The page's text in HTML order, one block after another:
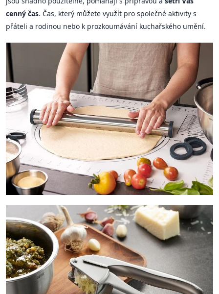
cenný čas. Čas, který můžete využít pro společné aktivity s
přáteli a rodinou nebo k prozkoumávání kuchařského umění.